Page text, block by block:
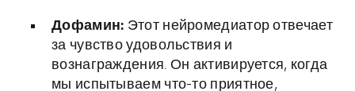
Дофамин: Этот нейромедиатор отвечает
за чувство удовольствия и
вознаграждения. Он активируется, когда
мы испытываем что-то приятное,